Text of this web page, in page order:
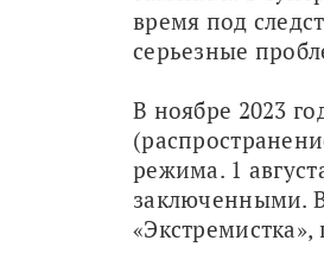
время под
серьезные
В ноябре 2023
режима. 1
заключенными.